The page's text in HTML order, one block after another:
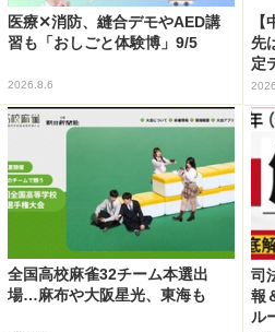
医療✕消防、縫合デモやAED講
習も「おしごと体験博」9/5
2026.8.6
先
定
全国高校麻雀32チーム本選出
場…麻布や大阪星光、東海も
司
報
ル